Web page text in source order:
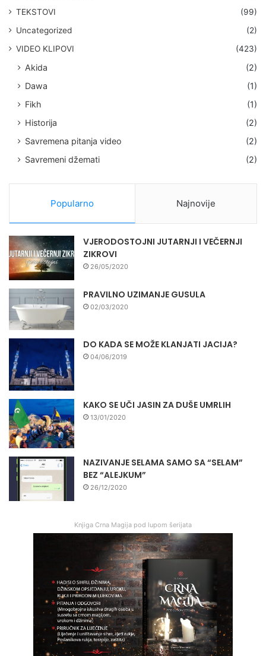
TEKSTOVI
(99)
Uncategorized
(2)
VIDEO KLIPOVI
(423)
Akida
(2)
Dawa
(1)
Fikh
(1)
Historija
(2)
Savremena pitanja video
(2)
Savremeni džemati
(2)
Popularno Najnovije
VJERODOSTOJNI JUTARNJI I VEČERNJI
ZIKROVI
26/05/2020
PRAVILNO UZIMANJE GUSULA
02/03/2020
DO KADA SE MOŽE KLANJATI JACIJA?
04/06/2019
KAKO SE UČI JASIN ZA DUŠE UMRLIH
13/01/2020
NAZIVANJE SELAMA SAMO SA “SELAM”
BEZ “ALEJKUM”
26/12/2020
Knjiga Crna Magija pod lupom šerijata